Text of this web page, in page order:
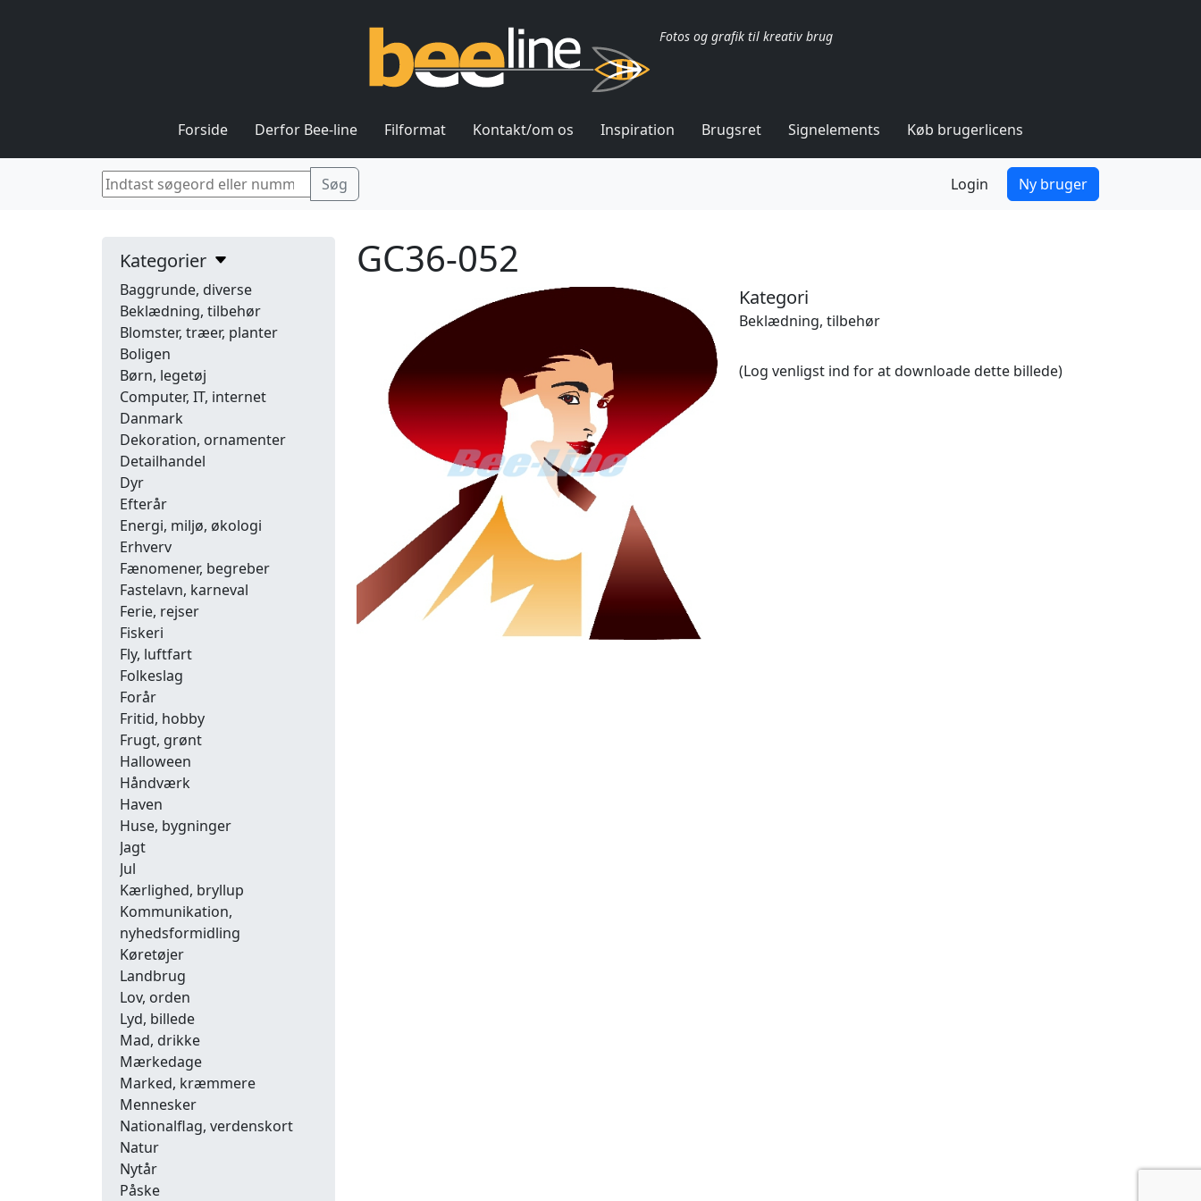
Fotos og grafik til kreativ brug
Forside Derfor Bee-line Filformat Kontakt/om os Inspiration Brugsret Signelements Køb brugerlicens
Login Ny bruger
Kategorier
Baggrunde, diverse
Beklædning, tilbehør
Blomster, træer, planter
Boligen
Børn, legetøj
Computer, IT, internet
Danmark
Dekoration, ornamenter
Detailhandel
Dyr
Efterår
Energi, miljø, økologi
Erhverv
Fænomener, begreber
Fastelavn, karneval
Ferie, rejser
Fiskeri
Fly, luftfart
Folkeslag
Forår
Fritid, hobby
Frugt, grønt
Halloween
Håndværk
Haven
Huse, bygninger
Jagt
Jul
Kærlighed, bryllup
Kommunikation,
nyhedsformidling
Køretøjer
Landbrug
Lov, orden
Lyd, billede
Mad, drikke
Mærkedage
Marked, kræmmere
Mennesker
Nationalflag, verdenskort
Natur
Nytår
Påske
GC36-052
Kategori
Beklædning, tilbehør
(Log venligst ind for at downloade dette billede)